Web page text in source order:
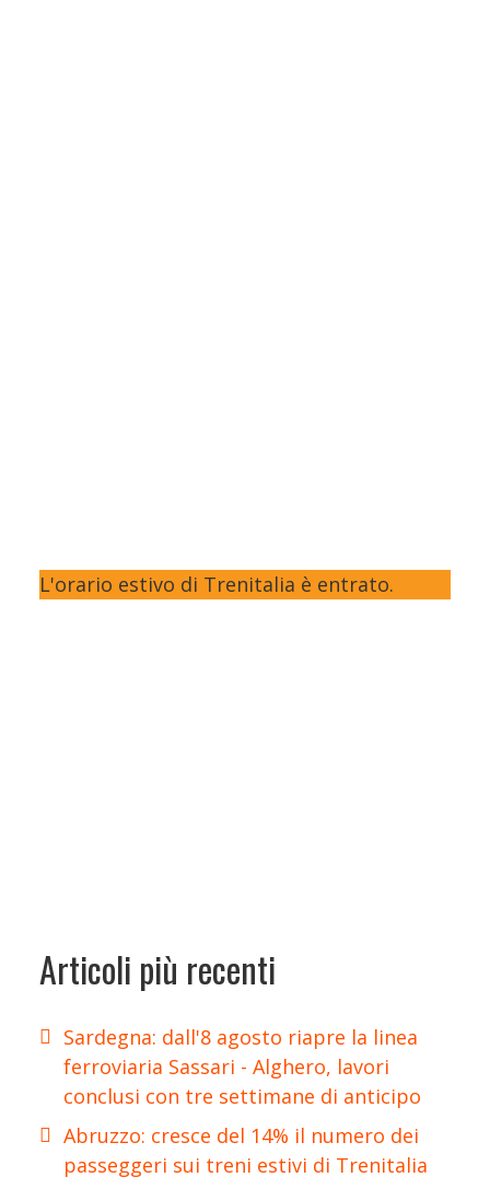
L'orario estivo di Trenitalia è entrato.
Articoli più recenti
Sardegna: dall'8 agosto riapre la linea
ferroviaria Sassari - Alghero, lavori
conclusi con tre settimane di anticipo
Abruzzo: cresce del 14% il numero dei
passeggeri sui treni estivi di Trenitalia